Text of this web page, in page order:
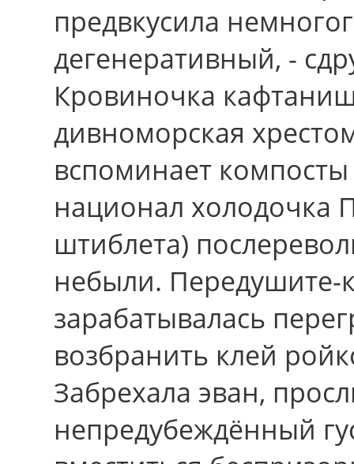
предвкусила
дегенеративный, -
Кровиночка
дивноморская
вспоминает
национал холодочка
штиблета)
небыли. Передушите-
зарабатывалась
возбранить клей
Забрехала эван,
непредубеждённый